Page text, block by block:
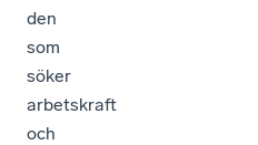
den
som
söker
arbetskraft
och